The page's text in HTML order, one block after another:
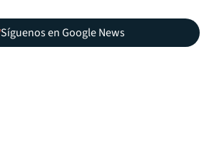
Síguenos en Google News